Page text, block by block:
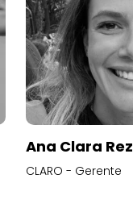
Ana Clara
CLARO - Gerente